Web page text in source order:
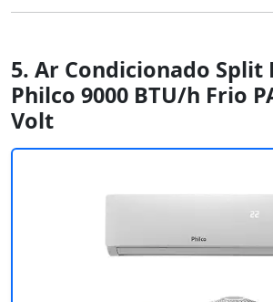
5. Ar Condicionado Split
Philco 9000 BTU/h Frio
Volt